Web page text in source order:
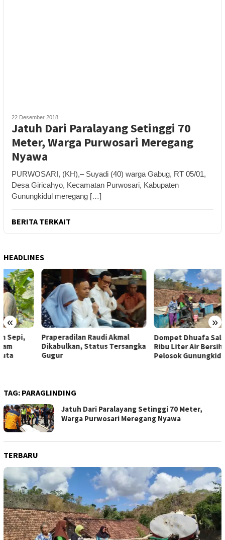
22 Desember 2018
Jatuh Dari Paralayang Setinggi 70
Meter, Warga Purwosari Meregang
Nyawa
PURWOSARI, (KH),– Suyadi (40) warga Gabug, RT 05/01,
Desa Giricahyo, Kecamatan Purwosari, Kabupaten
Gunungkidul meregang […]
BERITA TERKAIT
HEADLINES
« »
Praperadilan Raudi Akmal
Dikabulkan, Status Tersangka
Gugur
Dompet Dhuafa Salurkan 150
Ribu Liter Air Bersih ke
Pelosok Gunungkidul
TAG: PARAGLINDING
Jatuh Dari Paralayang Setinggi 70 Meter,
Warga Purwosari Meregang Nyawa
TERBARU